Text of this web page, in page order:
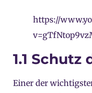
https://
1.1
Einer der